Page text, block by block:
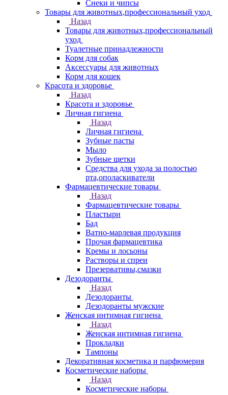
Снеки и чипсы
Товары для животных,профессиональный уход
Назад
Товары для животных,профессиональный
уход
Туалетные принадлежности
Корм для собак
Аксессуары для животных
Корм для кошек
Красота и здоровье
Назад
Красота и здоровье
Личная гигиена
Назад
Личная гигиена
Зубные пасты
Мыло
Зубные щетки
Средства для ухода за полостью
рта,ополаскиватели
Фармацевтические товары
Назад
Фармацевтические товары
Пластыри
Бад
Ватно-марлевая продукция
Прочая фармацевтика
Кремы и лосьоны
Растворы и спреи
Презервативы,смазки
Дезодоранты
Назад
Дезодоранты
Дезодоранты мужские
Женская интимная гигиена
Назад
Женская интимная гигиена
Прокладки
Тампоны
Декоративная косметика и парфюмерия
Косметические наборы
Назад
Косметические наборы